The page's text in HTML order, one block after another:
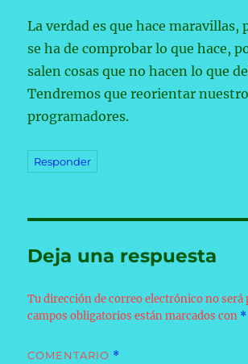
La verdad es que hace maravillas,
se ha de comprobar lo que hace,
salen cosas que no hacen lo que
Tendremos que reorientar
programadores.
Responder
Deja una respuesta
Tu dirección de correo electrónico no será
campos obligatorios están marcados con *
COMENTARIO *